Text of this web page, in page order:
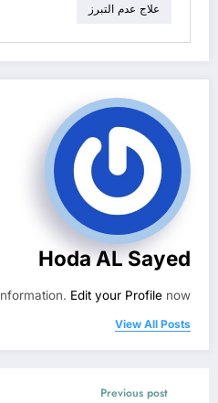
علاج عدم التبرز
Hoda AL Sayed
Edit your Profile now.
View All Posts
Previous post